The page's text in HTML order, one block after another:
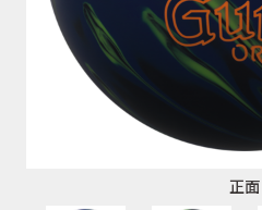
正面